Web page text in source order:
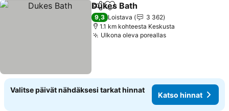
Jaa Lisää suosikkeihin
Dukes Bath
9,3 Loistava
3 362
1.1 km kohteesta Keskusta
Ulkona oleva poreallas
Valitse päivät nähdäksesi tarkat hinnat
Katso hinnat